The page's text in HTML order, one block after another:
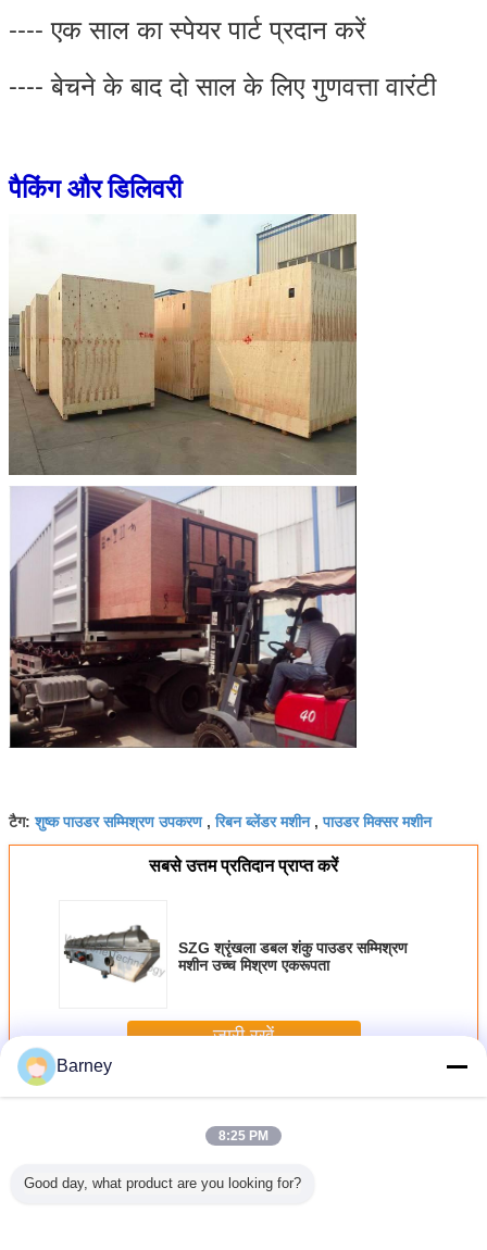
---- एक साल का स्पेयर पार्ट प्रदान करें
---- बेचने के बाद दो साल के लिए गुणवत्ता वारंटी
पैकिंग और डिलिवरी
टैग:शुष्क पाउडर सम्मिश्रण उपकरण,रिबन ब्लेंडर मशीन,पाउडर मिक्सर मशीन
सबसे उत्तम प्रतिदान प्राप्त करें
SZG श्रृंखला डबल शंकु पाउडर सम्मिश्रण
मशीन उच्च मिश्रण एकरूपता
जारी रखें
अधिकपाउडर ब्लेंडिंग मशीन
Barney
8:25 PM
Good day, what product are you looking for?